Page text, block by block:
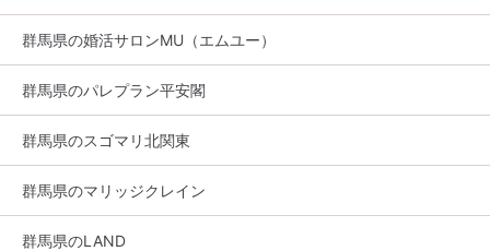
群馬県の婚活サロンMU（エムユー）
群馬県のパレプラン平安閣
群馬県のスゴマリ北関東
群馬県のマリッジクレイン
群馬県のLAND